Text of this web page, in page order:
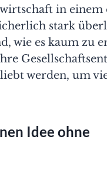
in einem
stark
wie es kaum zu
werden, um
Idee ohne